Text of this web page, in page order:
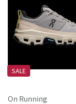
SALE
On Running